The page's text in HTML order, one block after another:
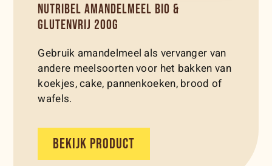
NUTRIBEL AMANDELMEEL BIO &
GLUTENVRIJ 200G
Gebruik amandelmeel als vervanger van
andere meelsoorten voor het bakken van
koekjes, cake, pannenkoeken, brood of
wafels.
BEKIJK PRODUCT